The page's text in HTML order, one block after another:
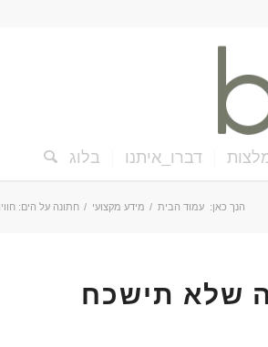
דברו_איתנו בלוג
הנך כאן: עמוד הבית / מידע מקצועי / חתונה על הים:
שלא תישכח